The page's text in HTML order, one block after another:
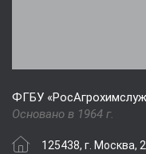
ФГБУ
Основано в 1964 г.
125438, г. Москва,